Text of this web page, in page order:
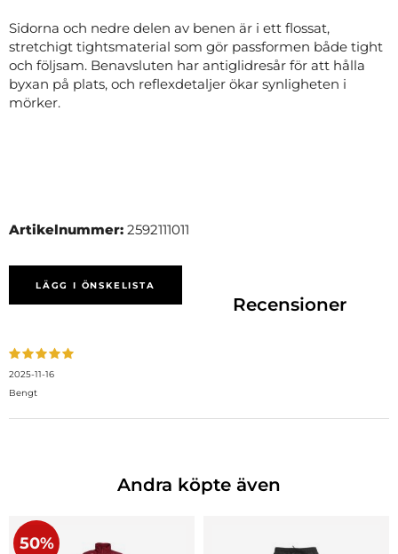
Sidorna och nedre delen av benen är i ett flossat,
stretchigt tightsmaterial som gör passformen både tight
och följsam. Benavsluten har antiglidresår för att hålla
byxan på plats, och reflexdetaljer ökar synligheten i
mörker.
Artikelnummer: 2592111011
LÄGG I ÖNSKELISTA
Recensioner
2025-11-16
Bengt
Andra köpte även
50%